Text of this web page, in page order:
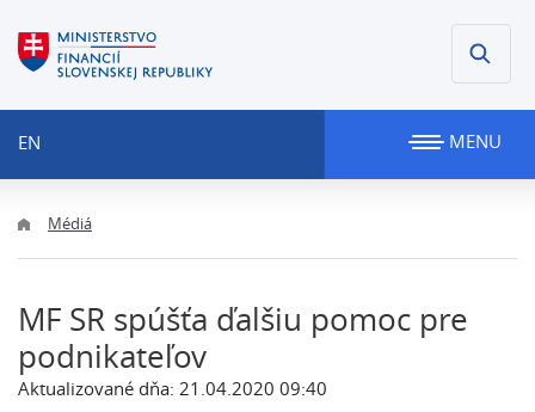
EN MENU
Médiá
MF SR spúšťa ďalšiu pomoc pre
podnikateľov
Aktualizované dňa: 21.04.2020 09:40